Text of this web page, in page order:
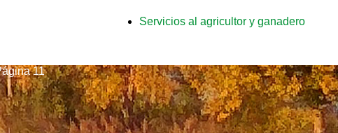
Servicios al agricultor y ganadero
11